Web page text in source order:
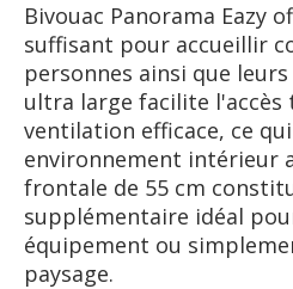
Bivouac Panorama Eazy
suffisant pour accueillir
personnes ainsi que
ultra large facilite l'accès
ventilation efficace, ce
environnement intérieur
frontale de 55 cm
supplémentaire idéal
équipement ou
paysage.